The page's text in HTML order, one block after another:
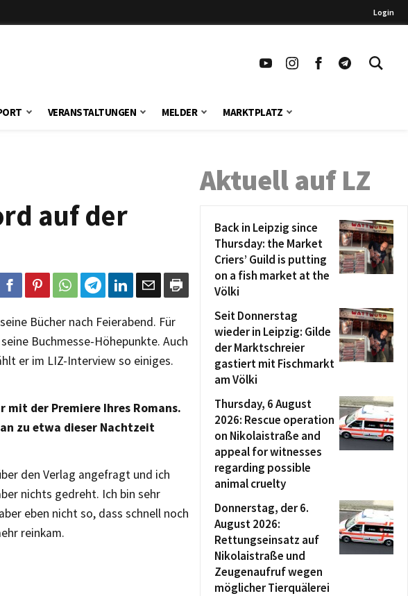
Login
VERANSTALTUNGEN MELDER MARKTPLATZ
auf der
Bücher nach Feierabend. Für
Buchmesse-Höhepunkte. Auch
er im LIZ-Interview so einiges.
mit der Premiere Ihres Romans.
zu etwa dieser Nachtzeit
den Verlag angefragt und ich
nichts gedreht. Ich bin sehr
eben nicht so, dass schnell noch
reinkam.
Aktuell auf LZ
Back in Leipzig since
Thursday: the Market
Criers’ Guild is putting
on a fish market at the
Völki
Seit Donnerstag
wieder in Leipzig: Gilde
der Marktschreier
gastiert mit Fischmarkt
am Völki
Thursday, 6 August
2026: Rescue operation
on Nikolaistraße and
appeal for witnesses
regarding possible
animal cruelty
Donnerstag, der 6.
August 2026:
Rettungseinsatz auf
Nikolaistraße und
Zeugenaufruf wegen
möglicher Tierquälerei